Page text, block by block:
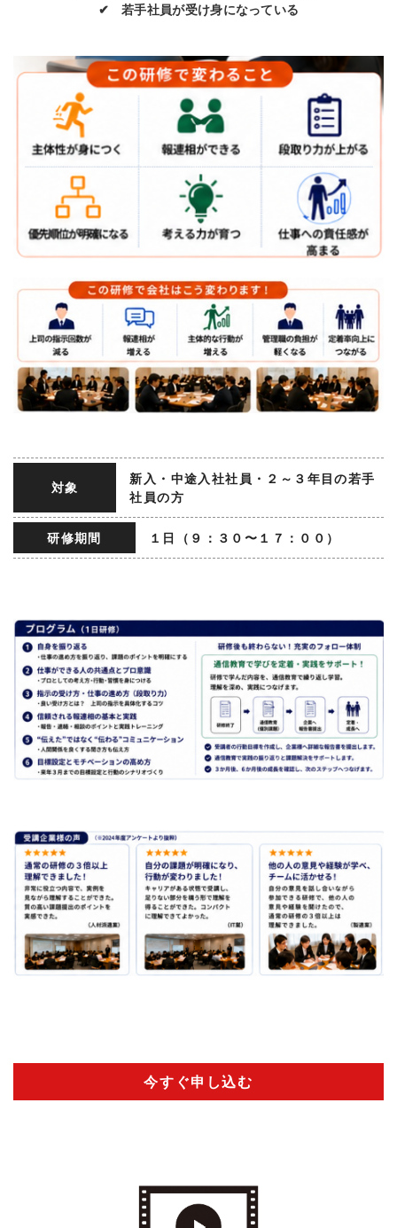
✔ 若手社員が受け身になっている
対象
新入・中途入社社員・２～３年目の若手
社員の方
研修期間 １日（９：３０〜１７：００）
今すぐ申し込む